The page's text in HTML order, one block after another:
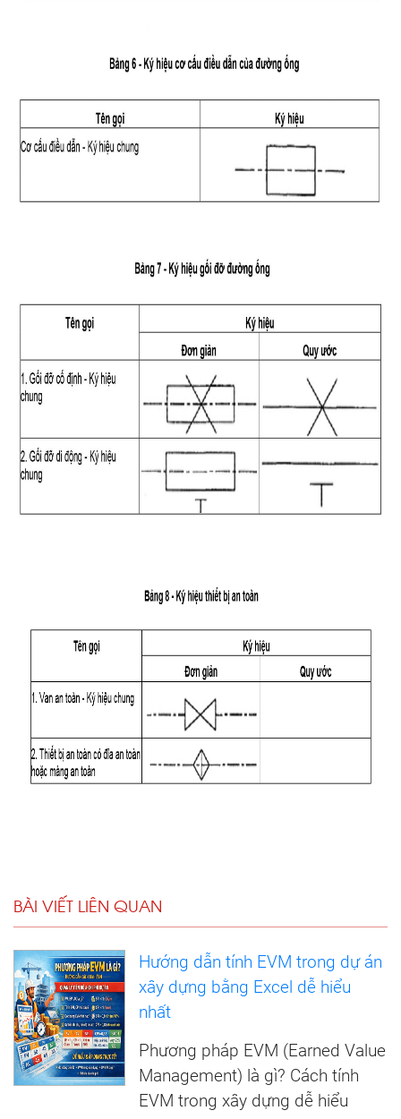
BÀI VIẾT LIÊN QUAN
Hướng dẫn tính EVM trong dự án
xây dựng bằng Excel dễ hiểu
nhất
Phương pháp EVM (Earned Value
Management) là gì? Cách tính
EVM trong xây dựng dễ hiểu